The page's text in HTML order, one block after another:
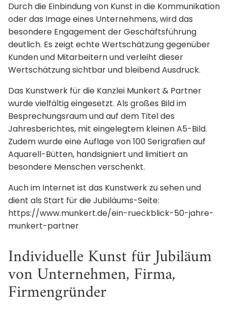
Durch die Einbindung von Kunst in die Kommunikation
oder das Image eines Unternehmens, wird das
besondere Engagement der Geschäftsführung
deutlich. Es zeigt echte Wertschätzung gegenüber
Kunden und Mitarbeitern und verleiht dieser
Wertschätzung sichtbar und bleibend Ausdruck.
Das Kunstwerk für die Kanzlei Munkert & Partner
wurde vielfältig eingesetzt. Als großes Bild im
Besprechungsraum und auf dem Titel des
Jahresberichtes, mit eingelegtem kleinen A5-Bild.
Zudem wurde eine Auflage von 100 Serigrafien auf
Aquarell-Bütten, handsigniert und limitiert an
besondere Menschen verschenkt.
Auch im Internet ist das Kunstwerk zu sehen und
dient als Start für die Jubiläums-Seite:
https://www.munkert.de/ein-rueckblick-50-jahre-
munkert-partner
Individuelle Kunst für Jubiläum
von Unternehmen, Firma,
Firmengründer